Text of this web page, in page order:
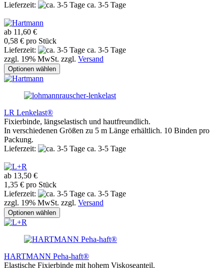
Lieferzeit: ca. 3-5 Tage
ab 11,60 €
0,58 € pro Stück
Lieferzeit:
ca. 3-5 Tage
zzgl. 19% MwSt. zzgl. Versand
Optionen wählen
LR Lenkelast®
Fixierbinde, längselastisch und hautfreundlich.
In verschiedenen Größen zu 5 m Länge erhältlich. 10 Binden pro
Packung.
Lieferzeit:
ca. 3-5 Tage
ab 13,50 €
1,35 € pro Stück
Lieferzeit:
ca. 3-5 Tage
zzgl. 19% MwSt. zzgl. Versand
Optionen wählen
HARTMANN Peha-haft®
Elastische Fixierbinde mit hohem Viskoseanteil.